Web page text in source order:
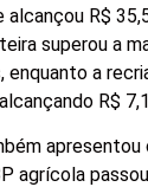
alcançou R$
superou a
enquanto a
R$
agrícola